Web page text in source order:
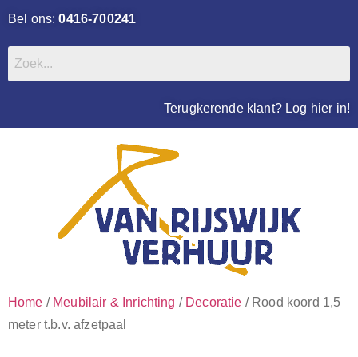
Bel ons:0416-700241
Terugkerende klant? Log hier in!
Home / Meubilair & Inrichting / Decoratie / Rood koord 1,5
meter t.b.v. afzetpaal